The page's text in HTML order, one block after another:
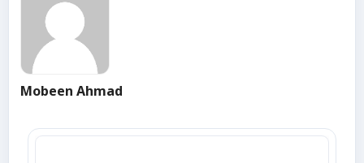
Mobeen Ahmad